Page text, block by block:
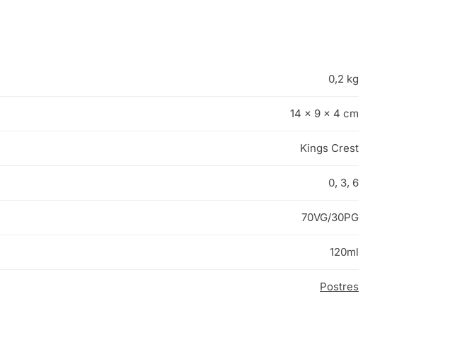
0,2 kg
14 × 9 × 4 cm
Kings Crest
0, 3, 6
70VG/30PG
120ml
Postres